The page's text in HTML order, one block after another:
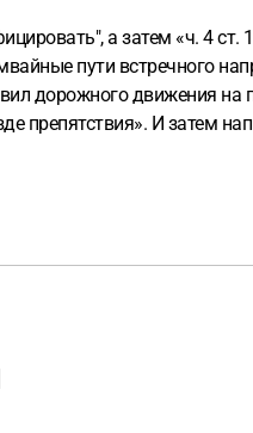
а затем «ч. 4
пути встречного
дорожного движения на
препятствия». И затем